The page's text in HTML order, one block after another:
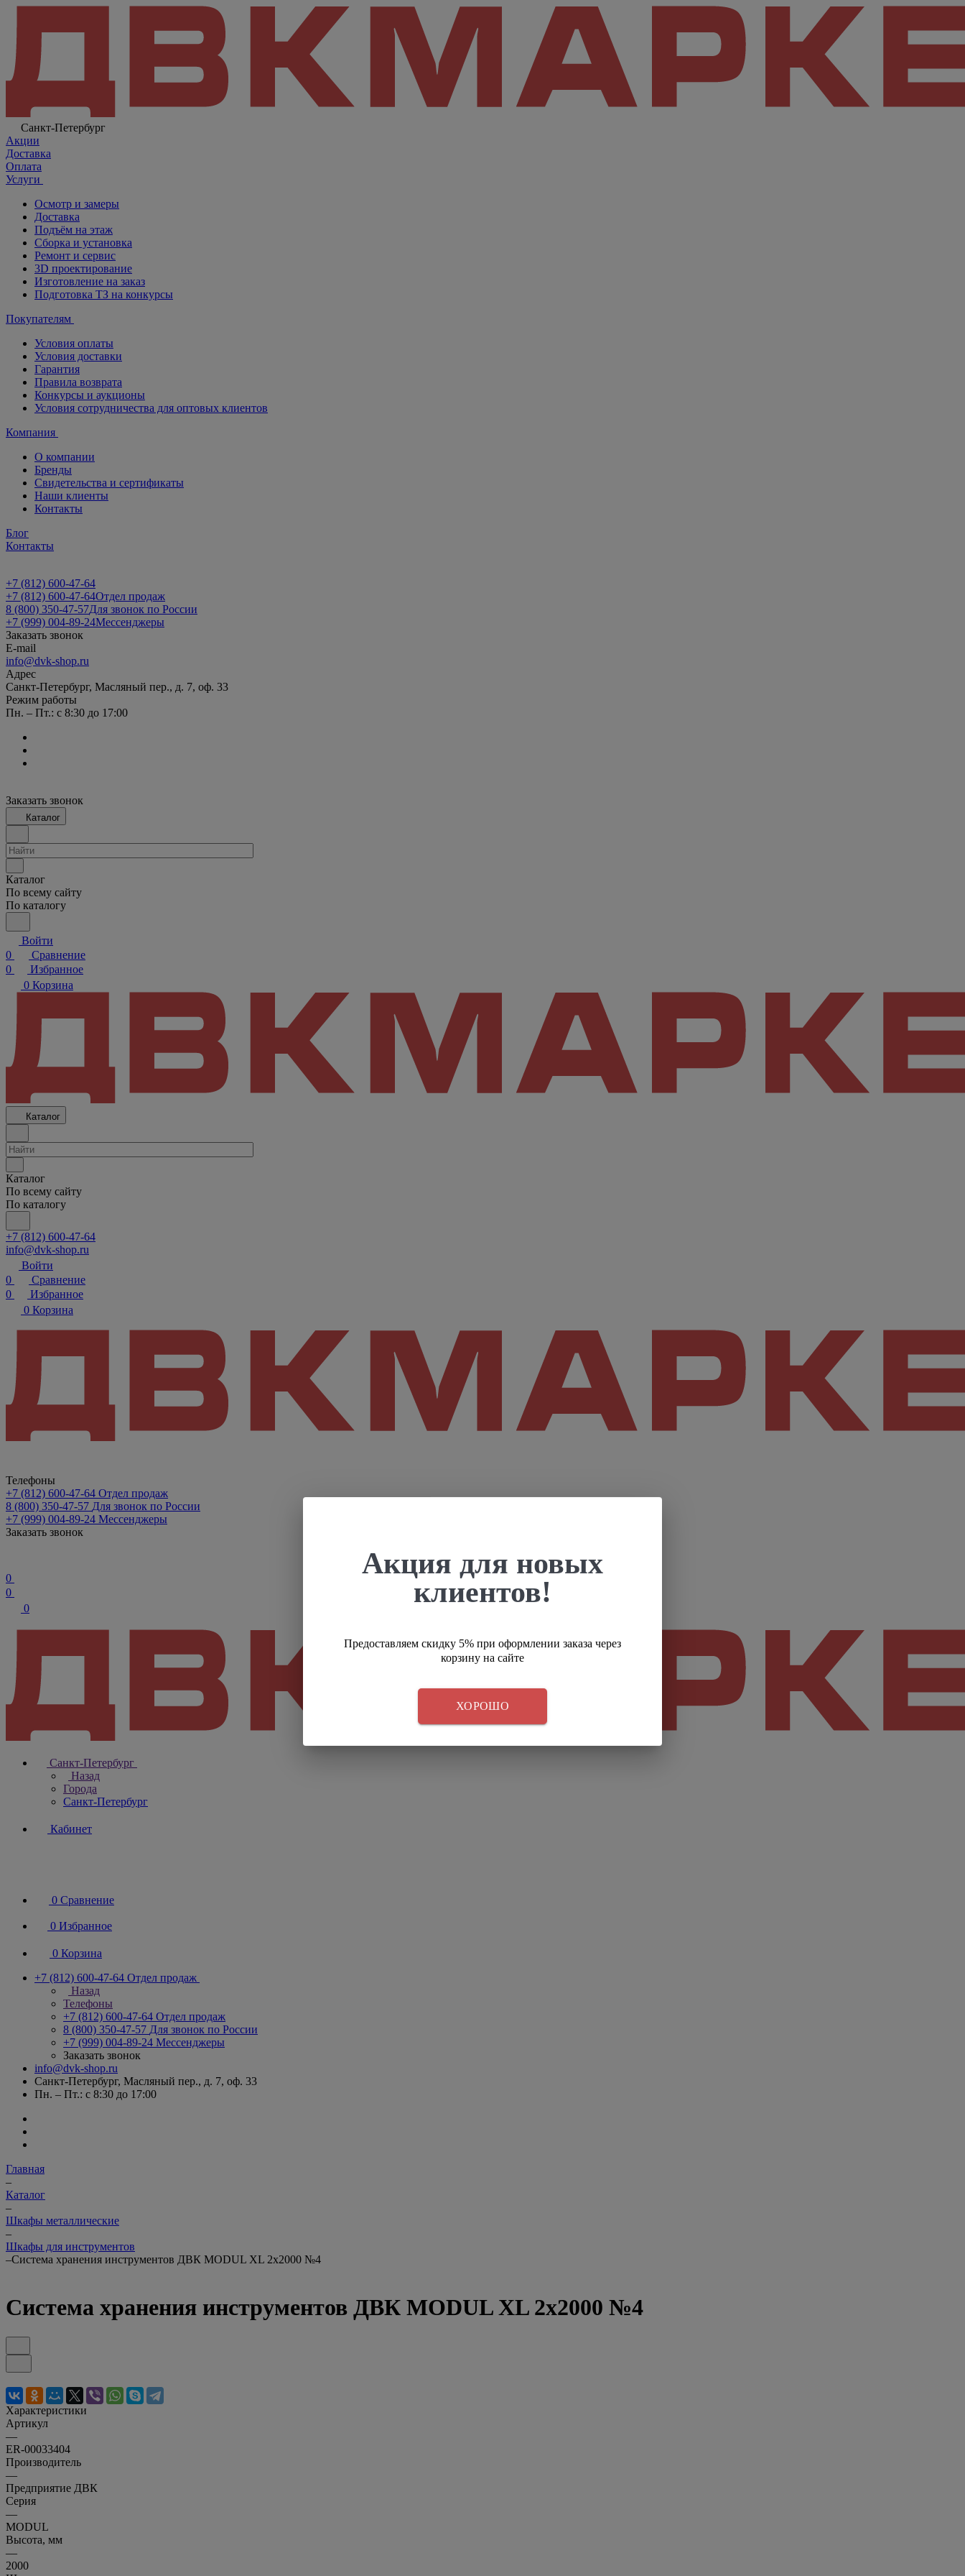
Санкт-Петербург
Акции
Доставка
Оплата
Услуги
Осмотр и замеры
Доставка
Подъём на этаж
Сборка и установка
Ремонт и сервис
3D проектирование
Изготовление на заказ
Подготовка ТЗ на конкурсы
Покупателям
Условия оплаты
Условия доставки
Гарантия
Правила возврата
Конкурсы и аукционы
Условия сотрудничества для оптовых клиентов
Компания
О компании
Бренды
Свидетельства и сертификаты
Наши клиенты
Контакты
Блог
Контакты
+7 (812) 600-47-64
+7 (812) 600-47-64Отдел продаж
8 (800) 350-47-57Для звонок по России
+7 (999) 004-89-24Мессенджеры
Заказать звонок
E-mail
info@dvk-shop.ru
Адрес
Санкт-Петербург, Масляный пер., д. 7, оф. 33
Режим работы
Пн. – Пт.: с 8:30 до 17:00
Заказать звонок
Каталог
Каталог
По всему сайту
По каталогу
Войти
0
Сравнение
0
Избранное
0 Корзина
Каталог
Каталог
По всему сайту
По каталогу
+7 (812) 600-47-64
info@dvk-shop.ru
Войти
0
Сравнение
0
Избранное
0 Корзина
Телефоны
+7 (812) 600-47-64 Отдел продаж
8 (800) 350-47-57 Для звонок по России
+7 (999) 004-89-24 Мессенджеры
Заказать звонок
0
0
0
Санкт-Петербург
Назад
Города
Санкт-Петербург
Кабинет
0 Сравнение
0 Избранное
0 Корзина
+7 (812) 600-47-64 Отдел продаж
Назад
Телефоны
+7 (812) 600-47-64 Отдел продаж
8 (800) 350-47-57 Для звонок по России
+7 (999) 004-89-24 Мессенджеры
Заказать звонок
info@dvk-shop.ru
Санкт-Петербург, Масляный пер., д. 7, оф. 33
Пн. – Пт.: с 8:30 до 17:00
Главная
–
Каталог
–
Шкафы металлические
–
Шкафы для инструментов
–Система хранения инструментов ДВК MODUL XL 2x2000 №4
Система хранения инструментов ДВК MODUL XL 2x2000 №4
Характеристики
Артикул
—
ER-00033404
Производитель
—
Предприятие ДВК
Серия
—
MODUL
Высота, мм
—
2000
Акция для новых
клиентов!
Предоставляем скидку 5% при оформлении заказа через
корзину на сайте
ХОРОШО